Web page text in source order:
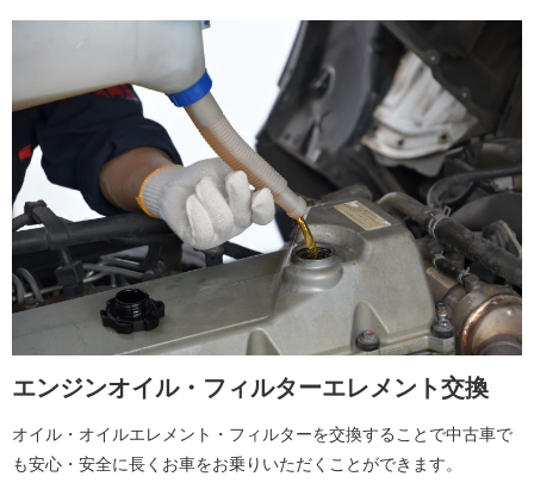
エンジンオイル・フィルターエレメント交換
オイル・オイルエレメント・フィルターを交換することで中古車で
も安心・安全に長くお車をお乗りいただくことができます。